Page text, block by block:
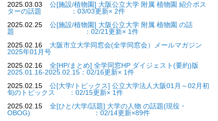
2025.03.03
公[施設/植物園] 大阪公立大学 附属 植物園 紹介ポス
ターの話題 ：03/03更新× 2件
2025.02.25
公[施設/植物園] 大阪公立大学 附属 植物園 の話
題 ：02/21更新× 1件
2025.02.16
大阪市立大学同窓会(全学同窓会）メールマガジン
2025年01月号
2025.02.16
全[HP/まとめ] 全学同窓HP ダイジェスト(要約)版
2025.01.16-2025.02.15：02/16更新× 1件
2025.02.15
公[大学/トピックス] 公立大学法人大阪01月～02月初
旬のトピックス ：02/15更新× 1件
2025.02.15
全[ひと/大学/話題] 大学の人物 の話題(現役・
OBOG) ：02/14更新×89件